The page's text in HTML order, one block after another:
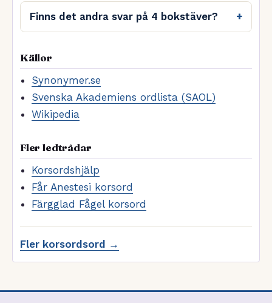
Finns det andra svar på 4 bokstäver?
Källor
Synonymer.se
Svenska Akademiens ordlista (SAOL)
Wikipedia
Fler ledtrådar
Korsordshjälp
Får Anestesi korsord
Färgglad Fågel korsord
Fler korsordsord →